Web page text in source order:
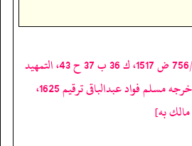
[الموطأ رواية يحييٰ بن يحييٰ 756/2 ض 1517، ك 36 ب 37 ح 43، التمهيد
112/7، الاستذكار: 1446، و أخرجه مسلم فواد عبدالباقی ترقیم 1625،